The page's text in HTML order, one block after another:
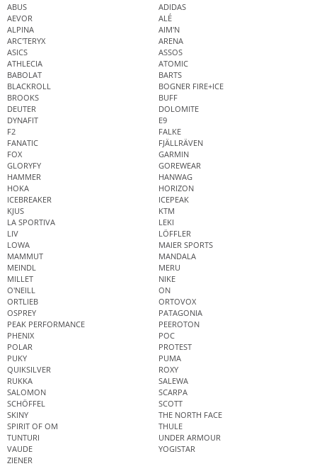
ABUS
ADIDAS
AEVOR
ALÉ
ALPINA
AIM'N
ARC'TERYX
ARENA
ASICS
ASSOS
ATHLECIA
ATOMIC
BABOLAT
BARTS
BLACKROLL
BOGNER FIRE+ICE
BROOKS
BUFF
DEUTER
DOLOMITE
DYNAFIT
E9
F2
FALKE
FANATIC
FJÄLLRÄVEN
FOX
GARMIN
GLORYFY
GOREWEAR
HAMMER
HANWAG
HOKA
HORIZON
ICEBREAKER
ICEPEAK
KJUS
KTM
LA SPORTIVA
LEKI
LIV
LÖFFLER
LOWA
MAIER SPORTS
MAMMUT
MANDALA
MEINDL
MERU
MILLET
NIKE
O'NEILL
ON
ORTLIEB
ORTOVOX
OSPREY
PATAGONIA
PEAK PERFORMANCE
PEEROTON
PHENIX
POC
POLAR
PROTEST
PUKY
PUMA
QUIKSILVER
ROXY
RUKKA
SALEWA
SALOMON
SCARPA
SCHÖFFEL
SCOTT
SKINY
THE NORTH FACE
SPIRIT OF OM
THULE
TUNTURI
UNDER ARMOUR
VAUDE
YOGISTAR
ZIENER